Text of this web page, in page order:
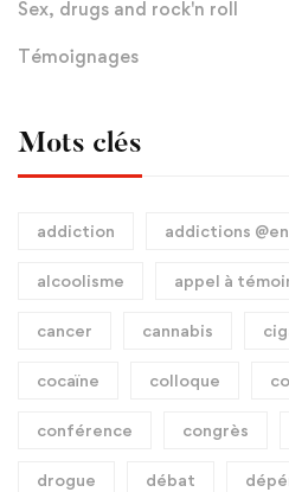
Sex, drugs and rock'n roll
Témoignages
Mots clés
addiction addictions @en
alcoolisme appel à
cancer cannabis
cocaïne colloque
conférence congrès
drogue débat